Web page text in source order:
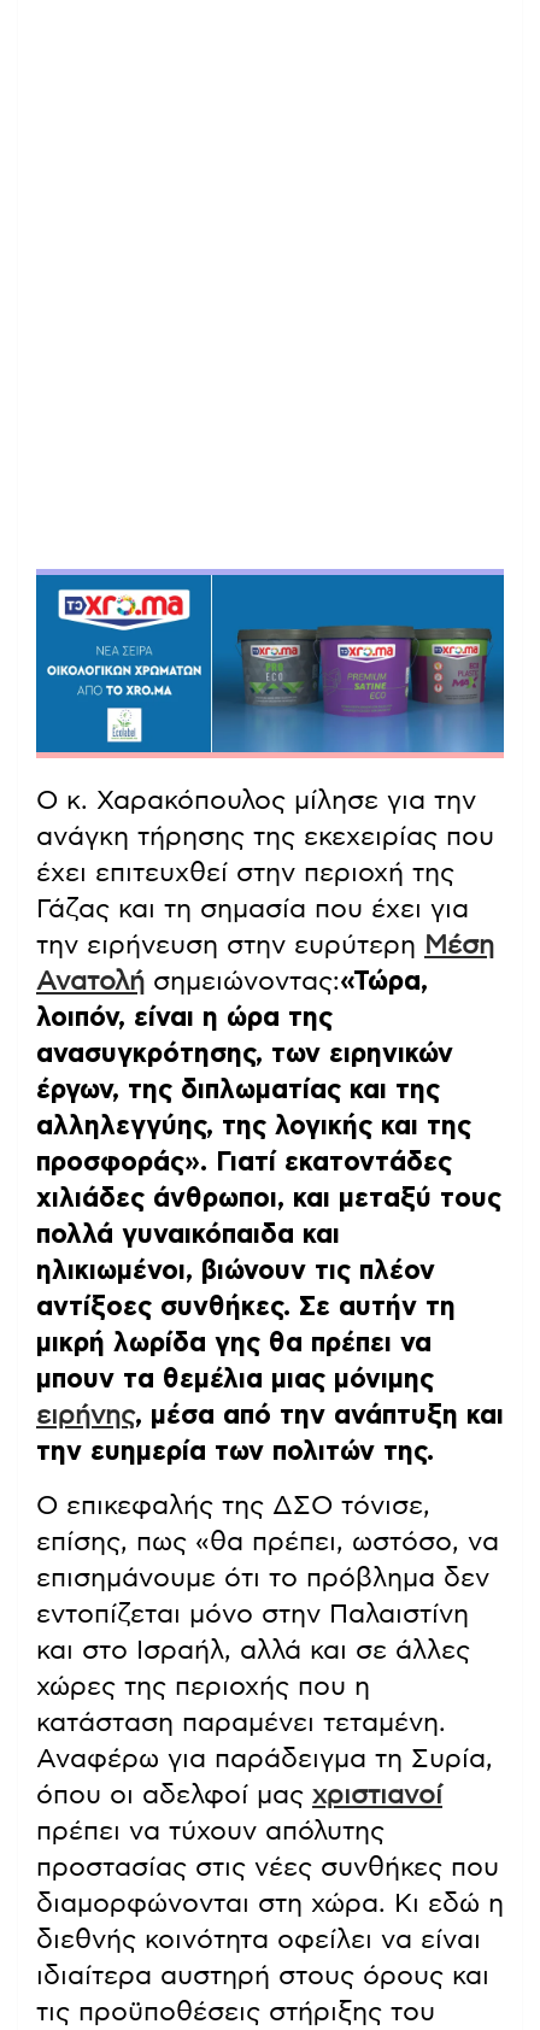
Ο κ. Χαρακόπουλος μίλησε για την
ανάγκη τήρησης της εκεχειρίας που
έχει επιτευχθεί στην περιοχή της
Γάζας και τη σημασία που έχει για
την ειρήνευση στην ευρύτερη Μέση
Ανατολή σημειώνοντας:«Τώρα,
λοιπόν, είναι η ώρα της
ανασυγκρότησης, των ειρηνικών
έργων, της διπλωματίας και της
αλληλεγγύης, της λογικής και της
προσφοράς». Γιατί εκατοντάδες
χιλιάδες άνθρωποι, και μεταξύ τους
πολλά γυναικόπαιδα και
ηλικιωμένοι, βιώνουν τις πλέον
αντίξοες συνθήκες. Σε αυτήν τη
μικρή λωρίδα γης θα πρέπει να
μπουν τα θεμέλια μιας μόνιμης
ειρήνης, μέσα από την ανάπτυξη και
την ευημερία των πολιτών της.
Ο επικεφαλής της ΔΣΟ τόνισε,
επίσης, πως «θα πρέπει, ωστόσο, να
επισημάνουμε ότι το πρόβλημα δεν
εντοπίζεται μόνο στην Παλαιστίνη
και στο Ισραήλ, αλλά και σε άλλες
χώρες της περιοχής που η
κατάσταση παραμένει τεταμένη.
Αναφέρω για παράδειγμα τη Συρία,
όπου οι αδελφοί μας χριστιανοί
πρέπει να τύχουν απόλυτης
προστασίας στις νέες συνθήκες που
διαμορφώνονται στη χώρα. Κι εδώ η
διεθνής κοινότητα οφείλει να είναι
ιδιαίτερα αυστηρή στους όρους και
τις προϋποθέσεις στήριξης του